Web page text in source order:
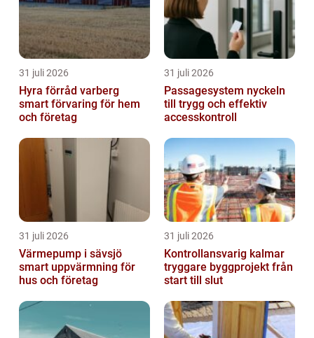
31 juli 2026
Hyra förråd varberg
smart förvaring för hem
och företag
31 juli 2026
Passagesystem nyckeln
till trygg och effektiv
accesskontroll
31 juli 2026
Värmepump i sävsjö
smart uppvärmning för
hus och företag
31 juli 2026
Kontrollansvarig kalmar
tryggare byggprojekt från
start till slut